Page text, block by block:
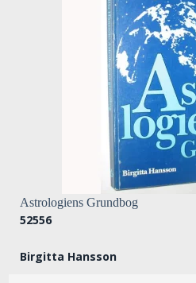
Astrologiens Grundbog
52556
Birgitta Hansson